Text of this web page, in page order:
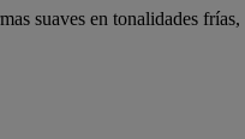
suaves en tonalidades